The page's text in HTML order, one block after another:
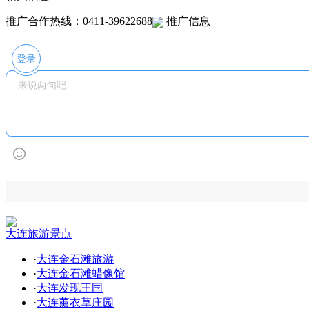
推广合作热线：0411-39622688 推广信息
登录
大连旅游景点
·大连金石滩旅游
·大连金石滩蜡像馆
·大连发现王国
·大连薰衣草庄园